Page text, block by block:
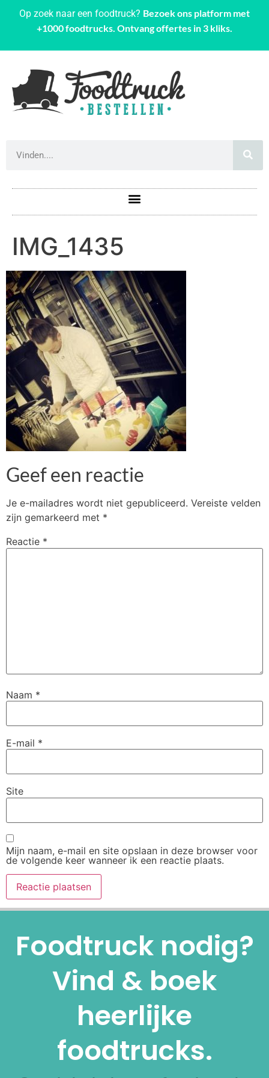
Op zoek naar een foodtruck? Bezoek ons platform met
+1000 foodtrucks. Ontvang offertes in 3 kliks.
IMG_1435
Geef een reactie
Je e-mailadres wordt niet gepubliceerd. Vereiste velden
zijn gemarkeerd met *
Reactie *
Naam *
E-mail *
Site
Mijn naam, e-mail en site opslaan in deze browser voor
de volgende keer wanneer ik een reactie plaats.
Foodtruck nodig?
Vind & boek
heerlijke
foodtrucks.